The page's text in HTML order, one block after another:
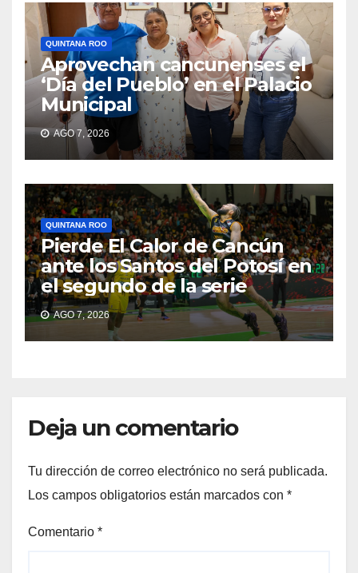
QUINTANA ROO
Aprovechan cancunenses el
‘Día del Pueblo’ en el Palacio
Municipal
AGO 7, 2026
QUINTANA ROO
Pierde El Calor de Cancún
ante los Santos del Potosí en
el segundo de la serie
AGO 7, 2026
Deja un comentario
Tu dirección de correo electrónico no será publicada.
Los campos obligatorios están marcados con *
Comentario *